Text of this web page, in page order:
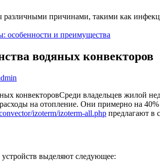
причинами, такими как
особенности и преимущества
водяных конвекторов
Среди владельцев жилой
на отопление. Они примерно на
izoterm/izoterm-all.php предлагают в
выделяют следующее: